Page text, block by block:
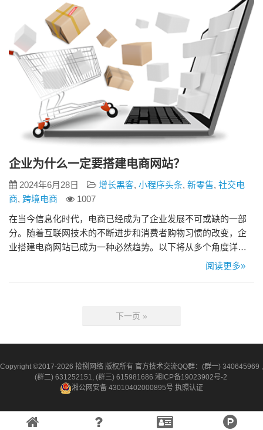
企业为什么一定要搭建电商网站？
2024年6月28日 增长黑客, 小程序头条, 新零售, 社交电
商, 跨境电商
1007
在当今信息化时代，电商已经成为了企业发展不可或缺的一部
分。随着互联网技术的不断进步和消费者购物习惯的改变，企
业搭建电商网站已成为一种必然趋势。以下将从多个角度详细
分析企业为什么一定要搭建电商网站。 一、扩大市场覆盖面 传
阅读更多»
下一页 »
Copyright ©2017-2026 拾捌网络 版权所有 官方技术交流QQ群：(群一) 340645969 ,
(群二) 631252151, (群三) 615981686 湘ICP备19023902号-2
湘公网安备 43010402000895号 执照认证